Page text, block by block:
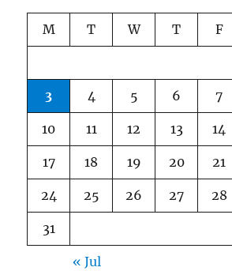
M T W T F
3 4 5 6 7
10 11 12 13 14
17 18 19 20 21
24 25 26 27 28
31
« Jul